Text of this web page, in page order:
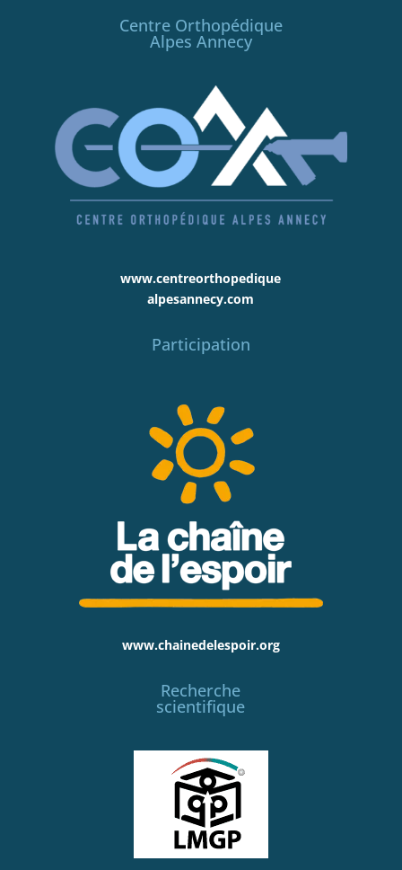
Centre Orthopédique
Alpes Annecy
www.centreorthopedique
alpesannecy.com
Participation
www.chainedelespoir.org
Recherche
scientifique